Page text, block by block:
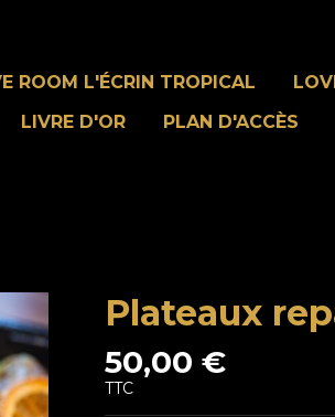
ROOM L'ÉCRIN TROPICAL
LIVRE D'OR PLAN D'ACCÈS
Plateaux
50,00 €
TTC